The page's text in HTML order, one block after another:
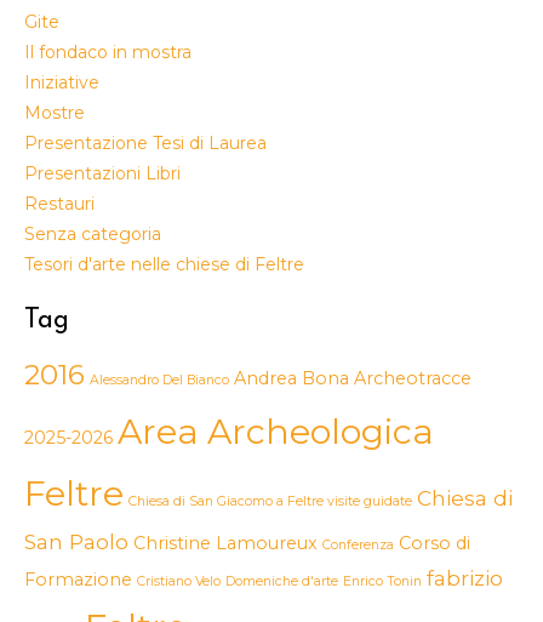
Gite
Il fondaco in mostra
Iniziative
Mostre
Presentazione Tesi di Laurea
Presentazioni Libri
Restauri
Senza categoria
Tesori d'arte nelle chiese di Feltre
Tag
2016 Alessandro Del Bianco Andrea Bona Archeotracce
2025-2026 Area Archeologica
Feltre Chiesa di San Giacomo a Feltre visite guidate Chiesa di
San Paolo Christine Lamoureux Conferenza Corso di
Formazione Cristiano Velo Domeniche d'arte Enrico Tonin fabrizio